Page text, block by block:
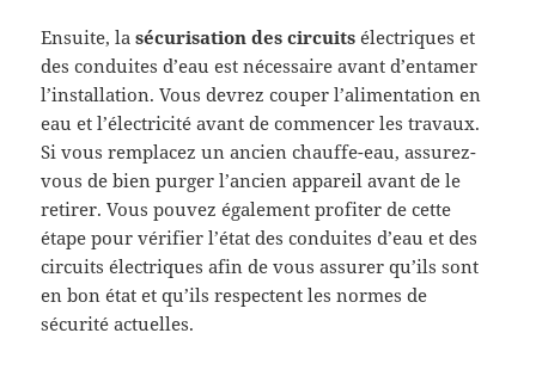
Ensuite, lasécurisation des circuits électriques et
des conduites d’eau est nécessaire avant d’entamer
l’installation. Vous devrez couper l’alimentation en
eau et l’électricité avant de commencer les travaux.
Si vous remplacez un ancien chauffe-eau, assurez-
vous de bien purger l’ancien appareil avant de le
retirer. Vous pouvez également profiter de cette
étape pour vérifier l’état des conduites d’eau et des
circuits électriques afin de vous assurer qu’ils sont
en bon état et qu’ils respectent les normes de
sécurité actuelles.